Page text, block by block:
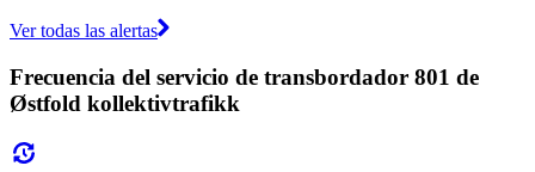
Ver todas las alertas
Frecuencia del servicio de transbordador 801 de
Østfold kollektivtrafikk